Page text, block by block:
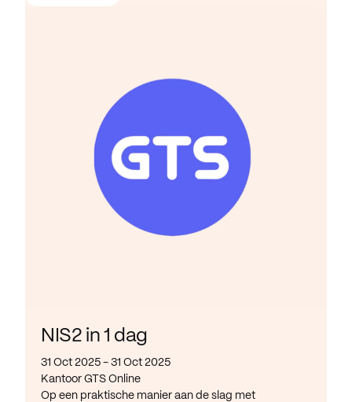
NIS2 in 1 dag
31 Oct 2025 - 31 Oct 2025
Kantoor GTS Online
Op een praktische manier aan de slag met